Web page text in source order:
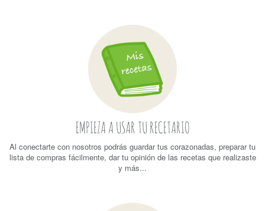
EMPIEZA A USAR TU RECETARIO
Al conectarte con nosotros podrás guardar tus corazonadas, preparar tu
lista de compras fácilmente, dar tu opinión de las recetas que realizaste
y más...